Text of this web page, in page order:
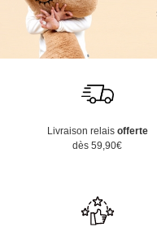
Livraison relais offerte
dès 59,90€